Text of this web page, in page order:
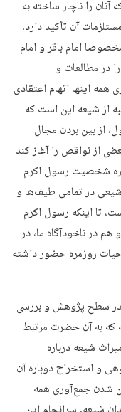
را ناچار ساخته به
آن تأکید دارد.
امام باقر و امام
در مطالعات و
اینها اتهام اعتقادی
از شیعه این است که
از بین بردن مجال
از نواقص را آغاز کند
شخصیت رسول اکرم
در تمامی طیف‌ها و
تا اینکه رسول اکرم
در ناخودآگاه ما، در
روزمره حضور داشته
سطح پژوهش و بررسی
که به آن حضرت مرتبط
شیعه درباره
و استخراج دوباره آن
شدن جمع‌آوری همه